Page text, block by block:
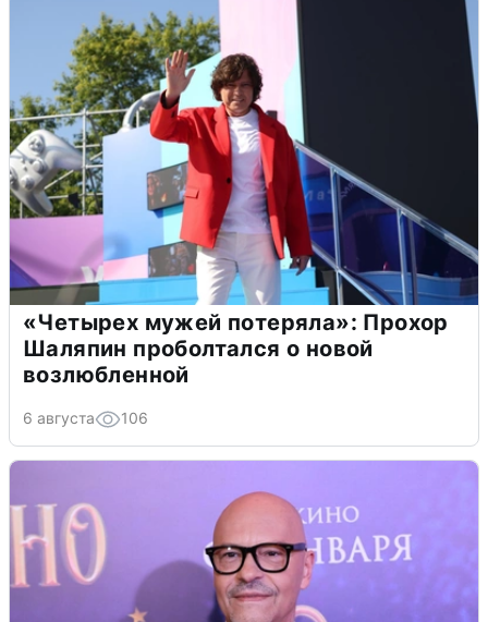
«Четырех мужей потеряла»: Прохор
Шаляпин проболтался о новой
возлюбленной
6 августа 106